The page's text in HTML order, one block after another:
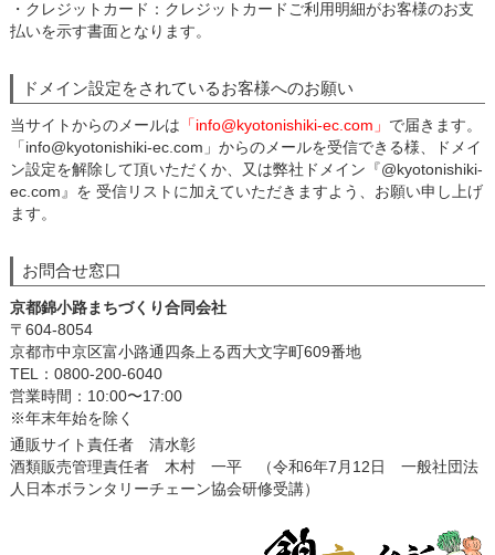
・クレジットカード：クレジットカードご利用明細がお客様のお支
払いを示す書面となります。
ドメイン設定をされているお客様へのお願い
当サイトからのメールは 「info@kyotonishiki-ec.com」 で届きます。
「info@kyotonishiki-ec.com」からのメールを受信できる様、ドメイ
ン設定を解除して頂いただくか、又は弊社ドメイン『@kyotonishiki-
ec.com』を 受信リストに加えていただきますよう、お願い申し上げ
ます。
お問合せ窓口
京都錦小路まちづくり合同会社
〒604-8054
京都市中京区富小路通四条上る西大文字町609番地
TEL：0800-200-6040
営業時間：10:00〜17:00
※年末年始を除く
通販サイト責任者 清水彰
酒類販売管理責任者 木村 一平 （令和6年7月12日 一般社団法
人日本ボランタリーチェーン協会研修受講）